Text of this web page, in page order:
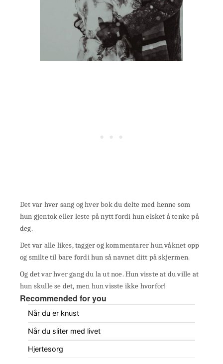
Det var hver sang og hver bok du delte med henne som
hun gjentok eller leste på nytt fordi hun elsket å tenke på
deg.
Det var alle likes, tagger og kommentarer hun våknet opp
og smilte til bare fordi hun så navnet ditt på skjermen.
Og det var hver gang du la ut noe. Hun visste at du ville at
hun skulle se det, men hun visste ikke hvorfor!
Recommended for you
Når du er knust
Når du sliter med livet
Hjertesorg